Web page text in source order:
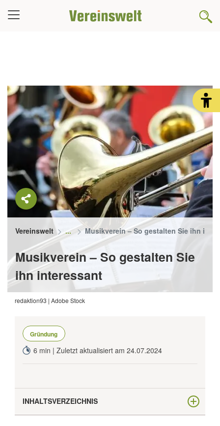
Vereinswelt Musikverein – So gestalten Sie ihn
Musikverein – So gestalten Sie
ihn interessant
redaktion93 | Adobe Stock
Gründung
6 min | Zuletzt aktualisiert am 24.07.2024
INHALTSVERZEICHNIS